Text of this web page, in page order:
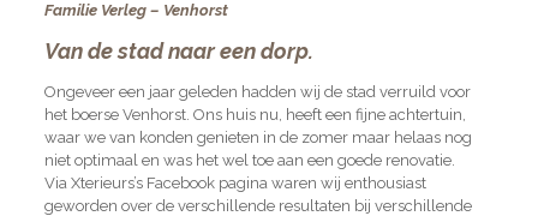
Familie Verleg – Venhorst
Van de stad naar een dorp.
Ongeveer een jaar geleden hadden wij de stad verruild voor
het boerse Venhorst. Ons huis nu, heeft een fijne achtertuin,
waar we van konden genieten in de zomer maar helaas nog
niet optimaal en was het wel toe aan een goede renovatie.
Via Xterieurs’s Facebook pagina waren wij enthousiast
geworden over de verschillende resultaten bij verschillende